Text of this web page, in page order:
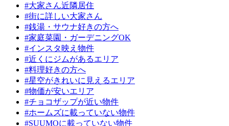
#大家さん近隣居住
#街に詳しい大家さん
#銭湯・サウナ好きの方へ
#家庭菜園・ガーデニングOK
#インスタ映え物件
#近くにジムがあるエリア
#料理好きの方へ
#星空がきれいに見えるエリア
#物価が安いエリア
#チョコザップが近い物件
#ホームズに載っていない物件
#SUUMOに載っていない物件